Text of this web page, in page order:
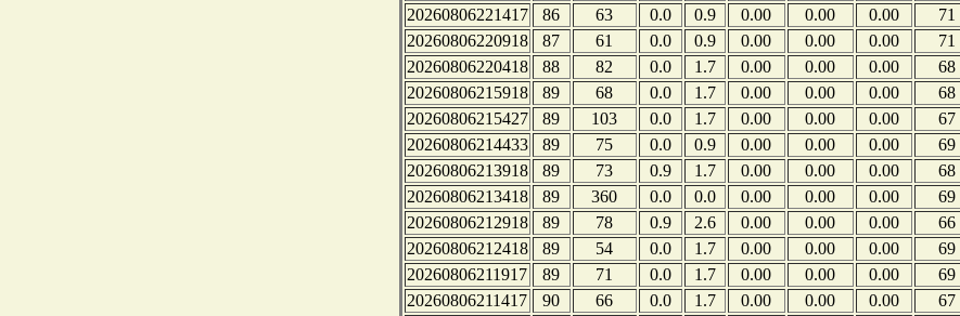
20260806221417
86 63 0.0 0.9 0.00 0.00 0.00 71
20260806220918
87 61 0.0 0.9 0.00 0.00 0.00 71
20260806220418
88 82 0.0 1.7 0.00 0.00 0.00 68
20260806215918
89 68 0.0 1.7 0.00 0.00 0.00 68
20260806215427
89 103 0.0 1.7 0.00 0.00 0.00 67
20260806214433
89 75 0.0 0.9 0.00 0.00 0.00 69
20260806213918
89 73 0.9 1.7 0.00 0.00 0.00 68
20260806213418
89 360 0.0 0.0 0.00 0.00 0.00 69
20260806212918
89 78 0.9 2.6 0.00 0.00 0.00 66
20260806212418
89 54 0.0 1.7 0.00 0.00 0.00 69
20260806211917
89 71 0.0 1.7 0.00 0.00 0.00 69
20260806211417
90 66 0.0 1.7 0.00 0.00 0.00 67